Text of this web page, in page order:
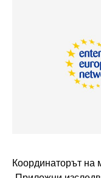
Координаторът на